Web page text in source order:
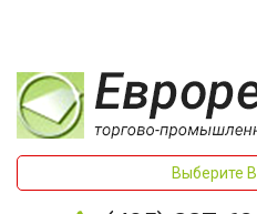
Выберите